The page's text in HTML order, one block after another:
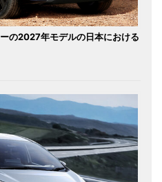
の2027年モデルの日本における